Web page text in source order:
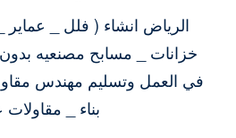
الرياض انشاء ( فلل _ عماير
خزانات _ مسابح مصنعيه بدون
في العمل وتسليم مهندس
بناء _ مقاولات